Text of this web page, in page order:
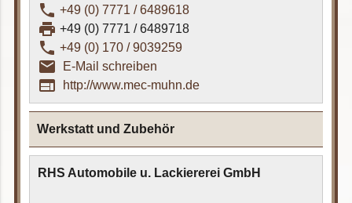
phone +49 (0) 7771 / 6489618
print +49 (0) 7771 / 6489718
phone +49 (0) 170 / 9039259
email_outline
E-Mail schreiben
web http://www.mec-muhn.de
Werkstatt und Zubehör
RHS Automobile u. Lackiererei GmbH